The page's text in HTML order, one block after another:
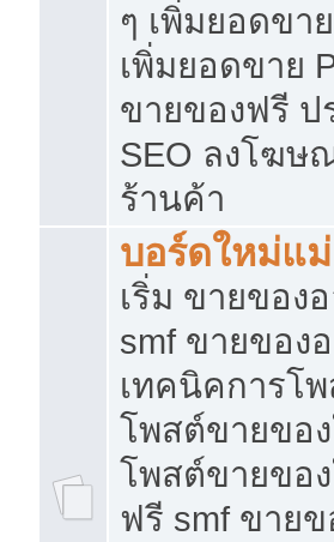
ๆ เพิ่มยอดขา
เพิ่มยอดขาย
ขายของฟรี ป
SEO ลงโฆษ
ร้านค้า
บอร์ดใหม่แ
เริ่ม ขายของ
smf ขายของ
เทคนิคการโ
โพสต์ขายขอ
โพสต์ขายขอ
ฟรี smf ขาย